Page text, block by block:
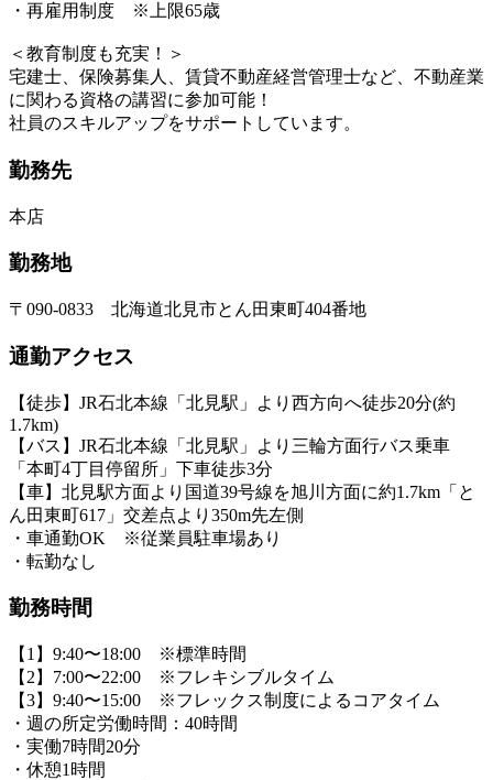
・再雇用制度 ※上限65歳
＜教育制度も充実！＞
宅建士、保険募集人、賃貸不動産経営管理士など、不動産業
に関わる資格の講習に参加可能！
社員のスキルアップをサポートしています。
勤務先
本店
勤務地
〒090-0833 北海道北見市とん田東町404番地
通勤アクセス
【徒歩】JR石北本線「北見駅」より西方向へ徒歩20分(約
1.7km)
【バス】JR石北本線「北見駅」より三輪方面行バス乗車
「本町4丁目停留所」下車徒歩3分
【車】北見駅方面より国道39号線を旭川方面に約1.7km「と
ん田東町617」交差点より350m先左側
・車通勤OK ※従業員駐車場あり
・転勤なし
勤務時間
【1】9:40〜18:00 ※標準時間
【2】7:00〜22:00 ※フレキシブルタイム
【3】9:40〜15:00 ※フレックス制度によるコアタイム
・週の所定労働時間：40時間
・実働7時間20分
・休憩1時間